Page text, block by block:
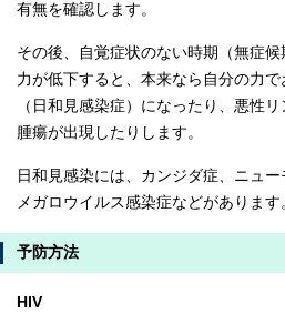
有無を確認します。
その後、自覚症状のない時期（無症
力が低下すると、本来なら自分の力
（日和見感染症）になったり、悪性
腫瘍が出現したりします。
日和見感染には、カンジダ症、ニュ
メガロウイルス感染症などがあります
予防方法
HIV